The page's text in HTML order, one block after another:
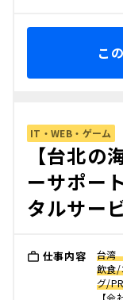
こ
IT・WEB・ゲーム
【台北の
ーサポー
タルサー
仕事内容
台湾
飲食/
グ/
【